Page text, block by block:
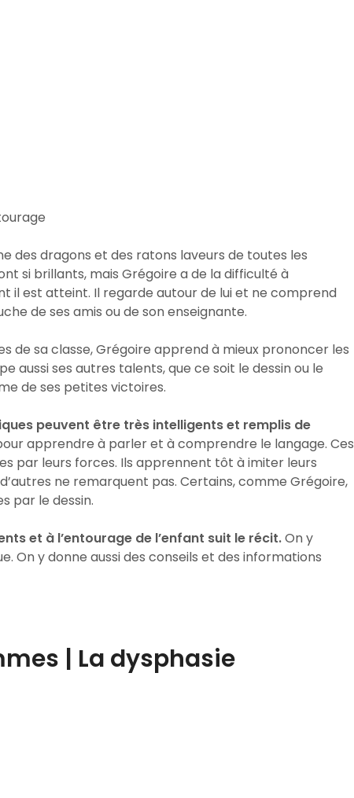
des dragons et des ratons laveurs de toutes les
si brillants, mais Grégoire a de la difficulté à
il est atteint. Il regarde autour de lui et ne comprend
de ses amis ou de son enseignante.
de sa classe, Grégoire apprend à mieux prononcer les
aussi ses autres talents, que ce soit le dessin ou le
de ses petites victoires.
peuvent être très intelligents et remplis de
apprendre à parler et à comprendre le langage. Ces
par leurs forces. Ils apprennent tôt à imiter leurs
ne remarquent pas. Certains, comme Grégoire,
par le dessin.
et à l’entourage de l’enfant suit le récit.On y
On y donne aussi des conseils et des informations
| La dysphasie